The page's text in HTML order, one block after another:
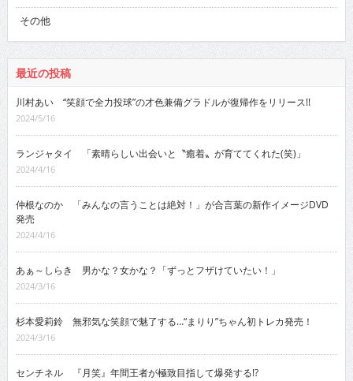
その他
最近の投稿
川村あい “笑顔で全力投球”の才色兼備グラドルが復帰作をリリース!!
2024/5/16
ランジャタイ 「素晴らしい出会いと〝癒着〟が育ててくれた(笑)」
2024/4/16
仲根なのか 「みんなの言うことは絶対！」が合言葉の新作イメージDVD
発売
2024/4/16
あぁ～しらき 男かな？女かな？「ずっとフザけていたい！」
2024/3/16
杉本愛莉鈴 無邪気な笑顔で魅了する…“まりり”ちゃん初トレカ発売！
2024/3/16
センチネル 『月笑』年間王者が極致目指して爆発する!?